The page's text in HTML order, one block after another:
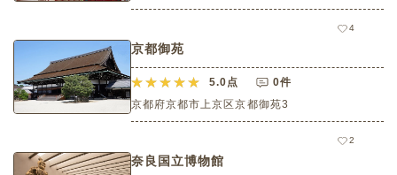
4
京都御苑
5.0点
0件
京都府京都市上京区京都御苑3
2
奈良国立博物館